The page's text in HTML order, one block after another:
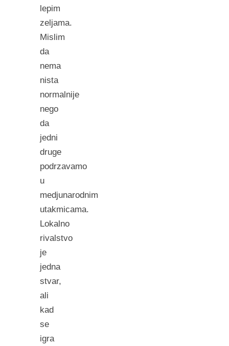
lepim
zeljama.
Mislim
da
nema
nista
normalnije
nego
da
jedni
druge
podrzavamo
u
medjunarodnim
utakmicama.
Lokalno
rivalstvo
je
jedna
stvar,
ali
kad
se
igra